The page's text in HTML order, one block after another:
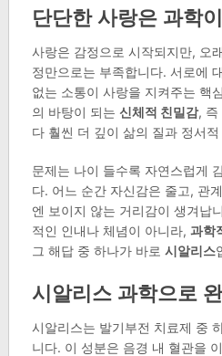
단단한 사랑은 과학
사랑은 감정으로 시작되지만, 오
정만으로는 부족합니다. 서로에
없는 소통이 사랑을 지켜주는 핵
의 바탕이 되는 신체적 친밀감, 즉
다 훨씬 더 깊이 삶의 질과 정서
문제는 나이 들수록 자연스럽게
다. 어느 순간 자신감은 줄고, 관
엔 보이지 않는 거리감이 생겨납
적인 인내나 체념이 아니라, 과학
그 해답 중 하나가 바로 시알리스
시알리스 과학으로
시알리스는 발기부전 치료제 중
니다. 이 성분은 음경 내 혈관을